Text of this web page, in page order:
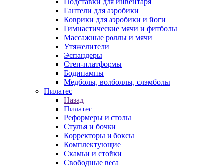
Подставки для инвентаря
Гантели для аэробики
Коврики для аэробики и йоги
Гимнастические мячи и фитболы
Массажные роллы и мячи
Утяжелители
Эспандеры
Степ-платформы
Бодипампы
Медболы, волболлы, слэмболы
Пилатес
Назад
Пилатес
Реформеры и столы
Стулья и бочки
Корректоры и боксы
Комплектующие
Скамьи и стойки
Свободные веса